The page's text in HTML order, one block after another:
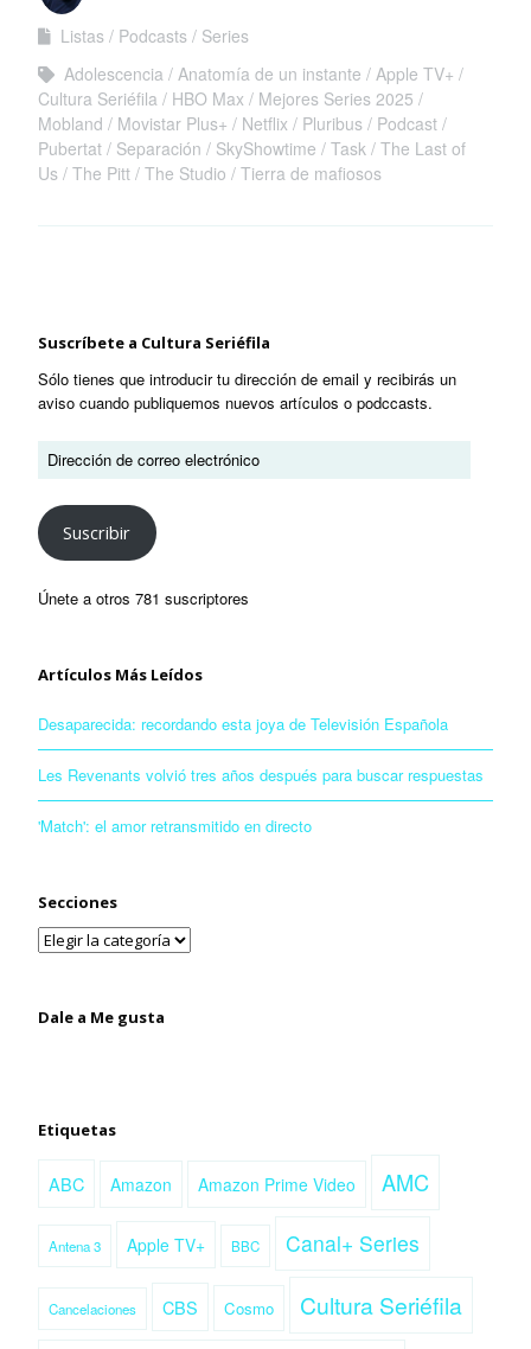
Listas Podcasts
Series
Adolescencia Anatomía de un instante
Apple TV+
Cultura Seriéfila
HBO Max
Mejores Series 2025
Mobland
Movistar Plus+ Netflix Pluribus
Podcast
Pubertat
Separación SkyShowtime Task The Last of
Us The Pitt The Studio Tierra de mafiosos
Suscríbete a Cultura Seriéfila
Sólo tienes que introducir tu dirección de email y recibirás un
aviso cuando publiquemos nuevos artículos o podccasts.
Suscribir
Únete a otros 781 suscriptores
Artículos Más Leídos
Desaparecida: recordando esta joya de Televisión Española
Les Revenants volvió tres años después para buscar respuestas
'Match': el amor retransmitido en directo
Secciones
Dale a Me gusta
Etiquetas
ABC Amazon Amazon Prime Video AMC
Antena 3 Apple TV+ BBC Canal+ Series
Cancelaciones CBS Cosmo Cultura Seriéfila